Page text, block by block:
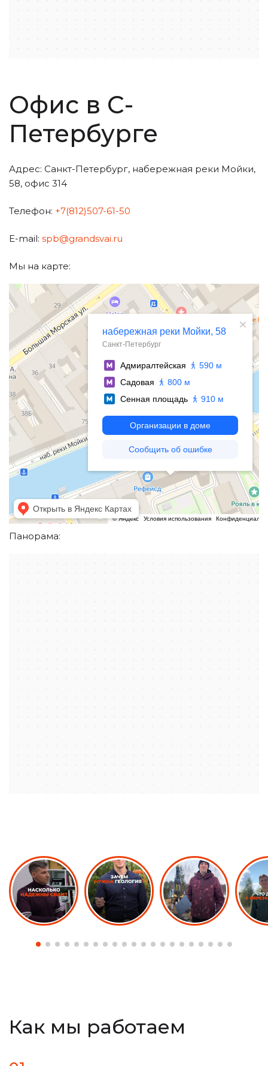
Офис в С-
Петербурге
Адрес: Санкт-Петербург, набережная реки Мойки,
58, офис 314
Телефон: +7(812)507-61-50
E-mail: spb@grandsvai.ru
Мы на карте:
Санкт‑Петербург
Набережная реки Мойки, 58 — Яндекс.Карты
Панорама:
Как мы работаем